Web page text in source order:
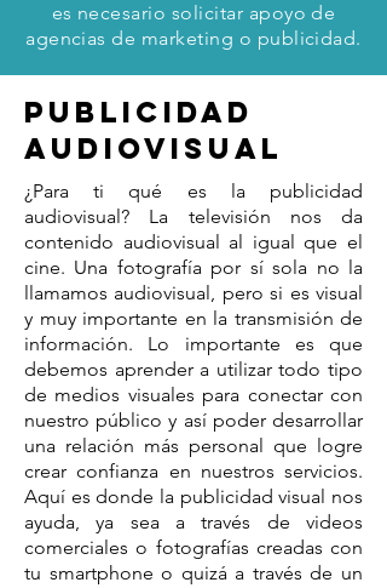
es necesario solicitar apoyo de
agencias de marketing o publicidad.
Publicidad
Audiovisual
¿Para ti qué es la publicidad
audiovisual? La televisión nos da
contenido audiovisual al igual que el
cine. Una fotografía por sí sola no la
llamamos audiovisual, pero si es visual
y muy importante en la transmisión de
información. Lo importante es que
debemos aprender a utilizar todo tipo
de medios visuales para conectar con
nuestro público y así poder desarrollar
una relación más personal que logre
crear confianza en nuestros servicios.
Aquí es donde la publicidad visual nos
ayuda, ya sea a través de videos
comerciales o fotografías creadas con
tu smartphone o quizá a través de un